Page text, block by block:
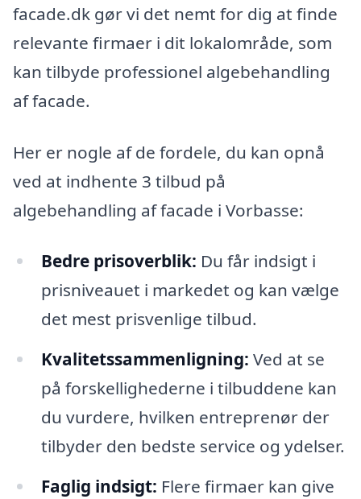
facade.dk gør vi det nemt for dig at finde
relevante firmaer i dit lokalområde, som
kan tilbyde professionel algebehandling
af facade.
Her er nogle af de fordele, du kan opnå
ved at indhente 3 tilbud på
algebehandling af facade i Vorbasse:
Bedre prisoverblik: Du får indsigt i
prisniveauet i markedet og kan vælge
det mest prisvenlige tilbud.
Kvalitetssammenligning: Ved at se
på forskellighederne i tilbuddene kan
du vurdere, hvilken entreprenør der
tilbyder den bedste service og ydelser.
Faglig indsigt: Flere firmaer kan give